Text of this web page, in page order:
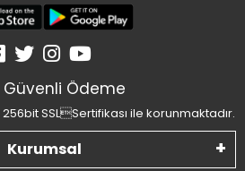
Güvenli Ödeme
SSLSertifikası ile korunmaktadır.
Kurumsal